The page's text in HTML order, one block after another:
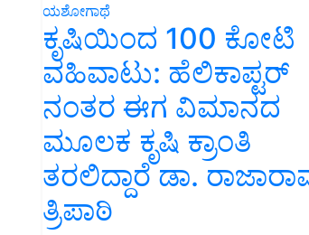
ಯಶೋಗಾಥೆ
ಕೃಷಿಯಿಂದ 100 ಕೋಟಿ
ವಹಿವಾಟು: ಹೆಲಿಕಾಪ್ಟರ್
ನಂತರ ಈಗ ವಿಮಾನದ
ಮೂಲಕ ಕೃಷಿ ಕ್ರಾಂತಿ
ತರಲಿದ್ದಾರೆ ಡಾ.
ತ್ರಿಪಾಠಿ